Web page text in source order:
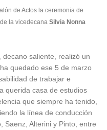
de Actos la ceremonia de
la vicedecana Silvia Nonna
, decano saliente, realizó un
quedado ese 5 de marzo
de trabajar e
querida casa de estudios
que siempre ha tenido,
la línea de conducción
Saenz, Alterini y Pinto, entre